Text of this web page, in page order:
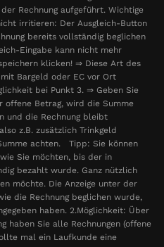
Rechnung aufgeführt. Wichtige
irritieren: Der Ausgleich-Button
bereits vollständig beglichen
Eingabe kann nicht mehr
klicken! ⇒ Diese Art des
Bargeld oder EC vor Ort
bei Punkt 3. ⇒ Geben Sie
offene Betrag, wird die Summe
und die Rechnung bleibt
z.B. zusätzlich Trinkgeld
achten. Tipp: Sie können
Sie möchten, bis der in
bezahlt wurde. Ganz nützlich
möchte. Die Anzeige unter der
die Rechnung beglichen wurde,
haben. 2.Möglichkeit: Über
haben Sie alle Rechnungen (offene
mal ein Laufkunde eine